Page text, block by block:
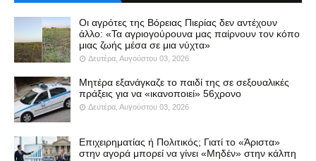
Οι αγρότες της Βόρειας Πιερίας δεν αντέχουν
άλλο: «Τα αγριογούρουνα μας παίρνουν τον κόπο
μιας ζωής μέσα σε μια νύχτα»
Δευτέρα, Αυγούστου 03, 2026
Μητέρα εξανάγκαζε το παιδί της σε σεξουαλικές
πράξεις για να «ικανοποιεί» 56χρονο
Δευτέρα, Αυγούστου 03, 2026
Επιχειρηματίας ή Πολιτικός; Γιατί το «Άριστα»
στην αγορά μπορεί να γίνει «Μηδέν» στην κάλπη